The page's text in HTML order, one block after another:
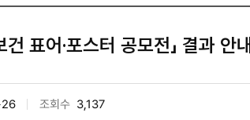
표어·포스터 공모전」 결과 안내
조회수 3,137